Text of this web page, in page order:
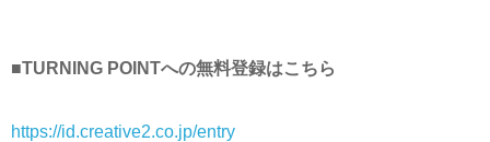
■TURNING POINTへの無料登録はこちら
https://id.creative2.co.jp/entry